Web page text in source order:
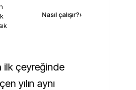
Nasıl çalışır?›
yılın aynı